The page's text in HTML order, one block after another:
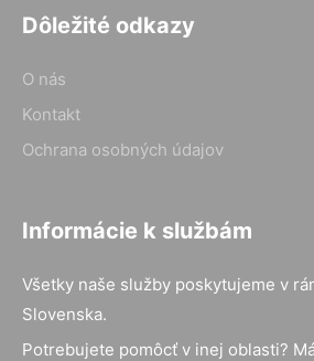
Dôležité odkazy
O nás
Kontakt
Ochrana osobných údajov
Informácie k službám
Všetky naše služby poskytujeme v
Slovenska.
Potrebujete pomôcť v inej oblasti?